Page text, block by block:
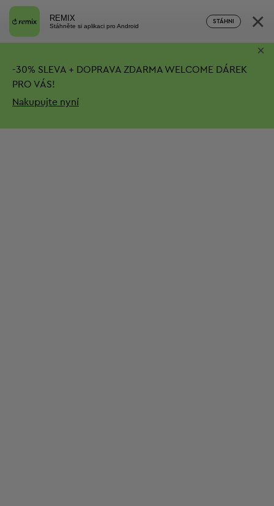
REMIX
Stáhněte si aplikaci pro Android
STÁHNI ×
-30% SLEVA + DOPRAVA ZDARMA WELCOME DÁREK
PRO VÁS!
Nakupujte nyní
×